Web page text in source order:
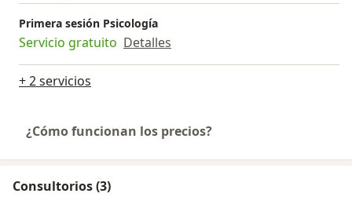
Primera sesión Psicología
Servicio gratuito Detalles
+ 2 servicios
¿Cómo funcionan los precios?
Consultorios (3)